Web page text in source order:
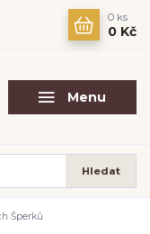
Menu
Hledat
0 ks
0 Kč
Šperků